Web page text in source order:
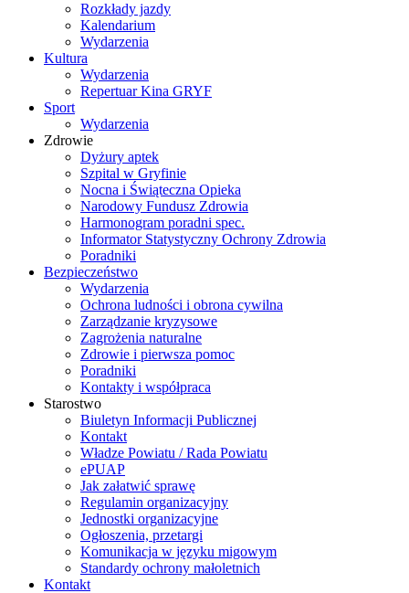
Rozkłady jazdy
Kalendarium
Wydarzenia
Kultura
Wydarzenia
Repertuar Kina GRYF
Sport
Wydarzenia
Zdrowie
Dyżury aptek
Szpital w Gryfinie
Nocna i Świąteczna Opieka
Narodowy Fundusz Zdrowia
Harmonogram poradni spec.
Informator Statystyczny Ochrony Zdrowia
Poradniki
Bezpieczeństwo
Wydarzenia
Ochrona ludności i obrona cywilna
Zarządzanie kryzysowe
Zagrożenia naturalne
Zdrowie i pierwsza pomoc
Poradniki
Kontakty i współpraca
Starostwo
Biuletyn Informacji Publicznej
Kontakt
Władze Powiatu / Rada Powiatu
ePUAP
Jak załatwić sprawę
Regulamin organizacyjny
Jednostki organizacyjne
Ogłoszenia, przetargi
Komunikacja w języku migowym
Standardy ochrony małoletnich
Kontakt